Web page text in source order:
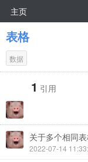
主页
表格
数据
1 引用
关于多个相同
2022-07-14